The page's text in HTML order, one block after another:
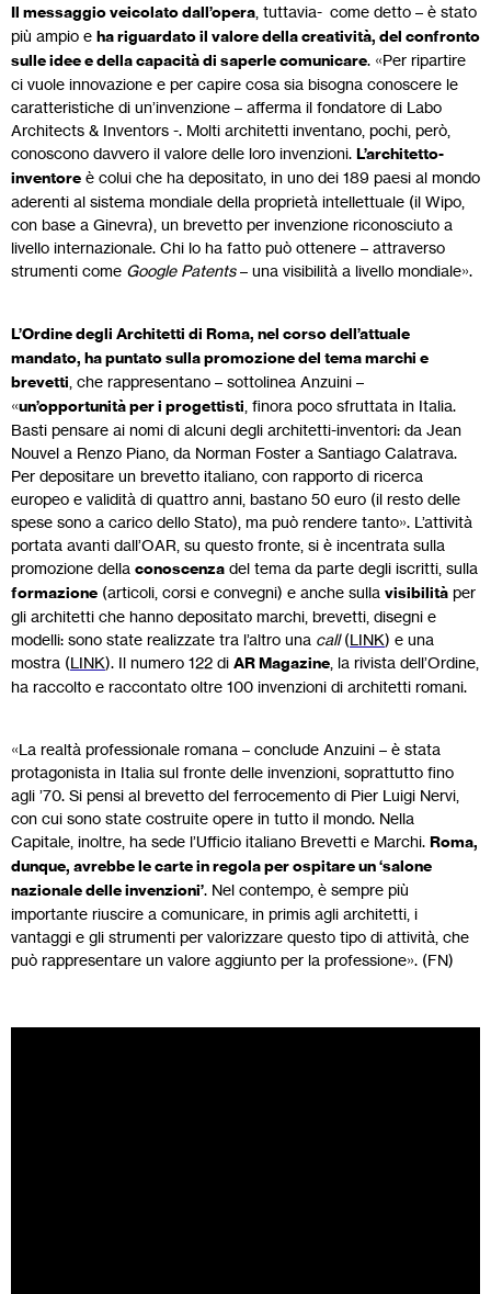
Il messaggio veicolato dall’opera , tuttavia- come detto – è stato
più ampio e ha riguardato il valore della creatività, del confronto
sulle idee e della capacità di saperle comunicare. «Per ripartire
ci vuole innovazione e per capire cosa sia bisogna conoscere le
caratteristiche di un’invenzione – afferma il fondatore di Labo
Architects & Inventors -. Molti architetti inventano, pochi, però,
conoscono davvero il valore delle loro invenzioni. L’architetto-
inventore è colui che ha depositato, in uno dei 189 paesi al mondo
aderenti al sistema mondiale della proprietà intellettuale (il Wipo,
con base a Ginevra), un brevetto per invenzione riconosciuto a
livello internazionale. Chi lo ha fatto può ottenere – attraverso
strumenti come Google Patents– una visibilità a livello mondiale».
L’Ordine degli Architetti di Roma, nel corso dell’attuale
mandato, ha puntato sulla promozione del tema marchi e
brevetti , che rappresentano – sottolinea Anzuini –
«un’opportunità per i progettisti , finora poco sfruttata in Italia.
Basti pensare ai nomi di alcuni degli architetti-inventori: da Jean
Nouvel a Renzo Piano, da Norman Foster a Santiago Calatrava.
Per depositare un brevetto italiano, con rapporto di ricerca
europeo e validità di quattro anni, bastano 50 euro (il resto delle
spese sono a carico dello Stato), ma può rendere tanto». L’attività
portata avanti dall’OAR, su questo fronte, si è incentrata sulla
promozione della conoscenza del tema da parte degli iscritti, sulla
formazione (articoli, corsi e convegni) e anche sulla visibilità per
gli architetti che hanno depositato marchi, brevetti, disegni e
modelli: sono state realizzate tra l’altro una call(LINK) e una
mostra (LINK). Il numero 122 di AR Magazine , la rivista dell’Ordine,
ha raccolto e raccontato oltre 100 invenzioni di architetti romani.
«La realtà professionale romana – conclude Anzuini – è stata
protagonista in Italia sul fronte delle invenzioni, soprattutto fino
agli ’70. Si pensi al brevetto del ferrocemento di Pier Luigi Nervi,
con cui sono state costruite opere in tutto il mondo. Nella
Capitale, inoltre, ha sede l’Ufficio italiano Brevetti e Marchi. Roma,
dunque, avrebbe le carte in regola per ospitare un ‘salone
nazionale delle invenzioni’. Nel contempo, è sempre più
importante riuscire a comunicare, in primis agli architetti, i
vantaggi e gli strumenti per valorizzare questo tipo di attività, che
può rappresentare un valore aggiunto per la professione». (FN)